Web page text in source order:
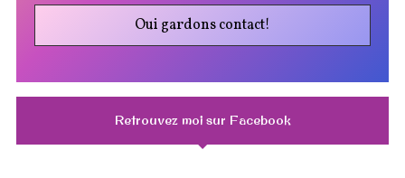
Retrouvez moi sur Facebook